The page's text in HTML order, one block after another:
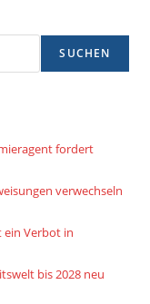
SUCHEN
fordert
verwechseln
ein Verbot in
bis 2028 neu